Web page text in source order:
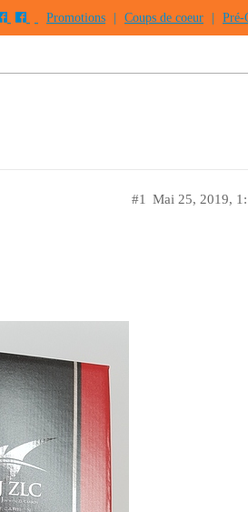
Promotions Coups de coeur Pré-
Mai 25, 2019,
#1